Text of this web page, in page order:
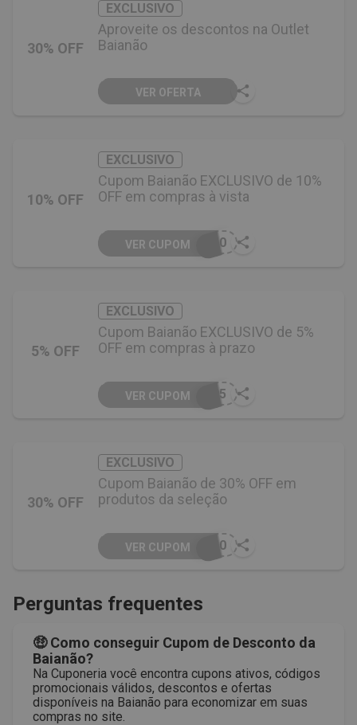
30% OFF
EXCLUSIVO
Aproveite os descontos na Outlet
Baianão
VER OFERTA
10% OFF
EXCLUSIVO
Cupom Baianão EXCLUSIVO de 10%
OFF em compras à vista
A10
VER CUPOM
5% OFF
EXCLUSIVO
Cupom Baianão EXCLUSIVO de 5%
OFF em compras à prazo
A05
VER CUPOM
30% OFF
EXCLUSIVO
Cupom Baianão de 30% OFF em
produtos da seleção
I30
VER CUPOM
Perguntas frequentes
🤑 Como conseguir Cupom de Desconto da
Baianão?
Na Cuponeria você encontra cupons ativos, códigos
promocionais válidos, descontos e ofertas
disponíveis na Baianão para economizar em suas
compras no site.